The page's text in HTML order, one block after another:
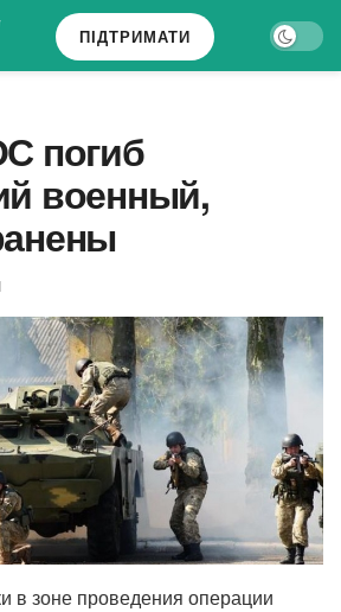
ПІДТРИМАТИ
погиб
военный,
в зоне проведения операции